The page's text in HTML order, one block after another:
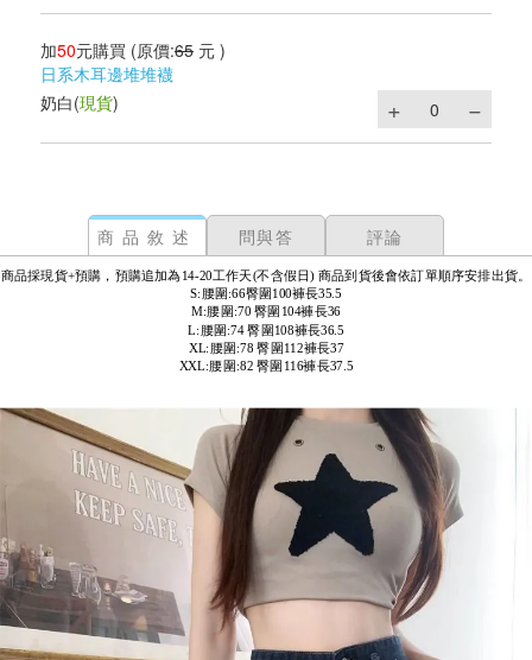
加50元購買 (原價:65 元 )
日系木耳邊堆堆襪
奶白(現貨)
商品敘述 問與答 評論